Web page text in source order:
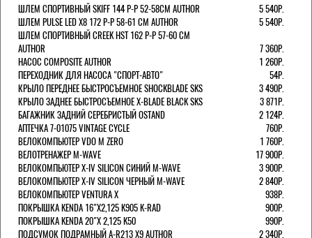
ШЛЕМ СПОРТИВНЫЙ SKIFF 144 Р-Р 52-58СМ AUTHOR
5 540Р.
ШЛЕМ PULSE LED X8 172 Р-Р 58-61 СМ AUTHOR
5 540Р.
ШЛЕМ СПОРТИВНЫЙ CREEK HST 162 Р-Р 57-60 СМ
AUTHOR
7 360Р.
НАСОС COMPOSITE AUTHOR
1 260Р.
ПЕРЕХОДНИК ДЛЯ НАСОСА "СПОРТ-АВТО"
54Р.
КРЫЛО ПЕРЕДНЕЕ БЫСТРОСЪЕМНОЕ SHOCKBLADE SKS
3 490Р.
КРЫЛО ЗАДНЕЕ БЫСТРОСЪЕМНОЕ X-BLADE BLACK SKS
3 871Р.
БАГАЖНИК ЗАДНИЙ СЕРЕБРИСТЫЙ OSTAND
2 124Р.
АПТЕЧКА 7-01075 VINTAGE CYCLE
760Р.
ВЕЛОКОМПЬЮТЕР VDO M ZERO
1 760Р.
ВЕЛОТРЕНАЖЕР M-WAVE
17 900Р.
ВЕЛОКОМПЬЮТЕР X-IV SILICON СИНИЙ M-WAVE
3 900Р.
ВЕЛОКОМПЬЮТЕР X-IV SILICON ЧЕРНЫЙ M-WAVE
2 840Р.
ВЕЛОКОМПЬЮТЕР VENTURA Х
938Р.
ПОКРЫШКА KENDA 16"Х2,125 K905 K-RAD
900Р.
ПОКРЫШКА KENDA 20"Х 2,125 K50
990Р.
ПОДСУМОК ПОДРАМНЫЙ A-R213 X9 AUTHOR
2 340Р.